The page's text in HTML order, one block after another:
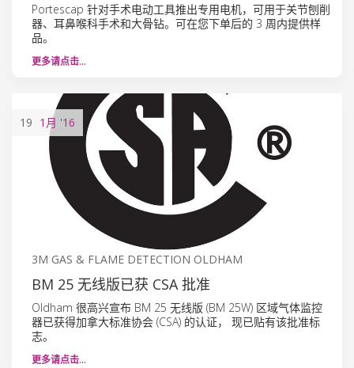
Portescap 针对手术电动工具推出专用电机，可用于关节刨削
器、耳鼻喉科手术和大骨钻。可在您下单后的 3 周内提供样
品。
更多请点击…
19 1月 '16
3M GAS & FLAME DETECTION OLDHAM
BM 25 无线版已获 CSA 批准
Oldham 很高兴宣布 BM 25 无线版 (BM 25W) 区域气体监控
器已获得加拿大标准协会 (CSA) 的认证， 现已贴有该批准标
志。
更多请点击…